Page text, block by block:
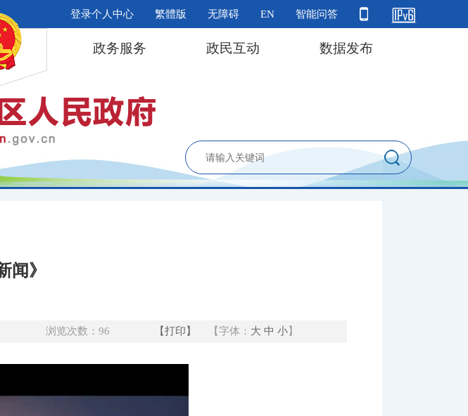
登录个人中心 繁體版 无障碍 EN 智能问答
政务服务 政民互动 数据发布
闻》
浏览次数： 96 【打印】 【字体： 大 中 小】